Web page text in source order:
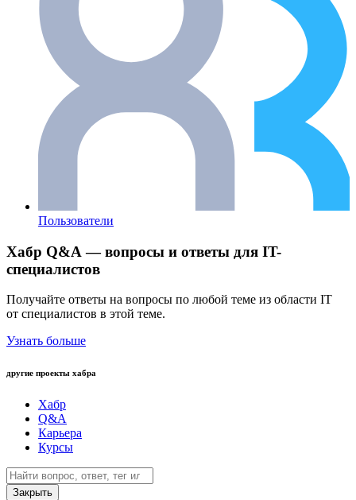
Пользователи
Хабр Q&A — вопросы и ответы для IT-
специалистов
Получайте ответы на вопросы по любой теме из области IT
от специалистов в этой теме.
Узнать больше
другие проекты хабра
Хабр
Q&A
Карьера
Курсы
Закрыть